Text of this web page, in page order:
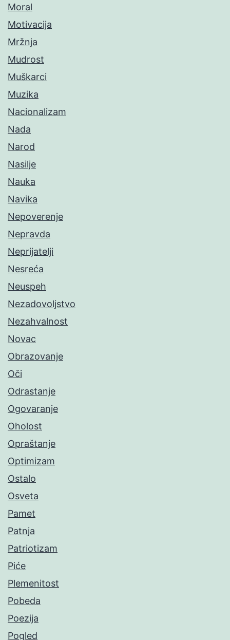
Moral
Motivacija
Mržnja
Mudrost
Muškarci
Muzika
Nacionalizam
Nada
Narod
Nasilje
Nauka
Navika
Nepoverenje
Nepravda
Neprijatelji
Nesreća
Neuspeh
Nezadovoljstvo
Nezahvalnost
Novac
Obrazovanje
Oči
Odrastanje
Ogovaranje
Oholost
Opraštanje
Optimizam
Ostalo
Osveta
Pamet
Patnja
Patriotizam
Piće
Plemenitost
Pobeda
Poezija
Pogled